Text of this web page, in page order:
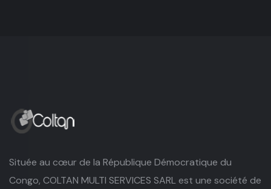
Située au cœur de la République Démocratique du
Congo, COLTAN MULTI SERVICES SARL est une société de